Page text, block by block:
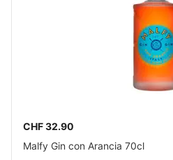
CHF 32.90
Malfy Gin con Arancia 70cl